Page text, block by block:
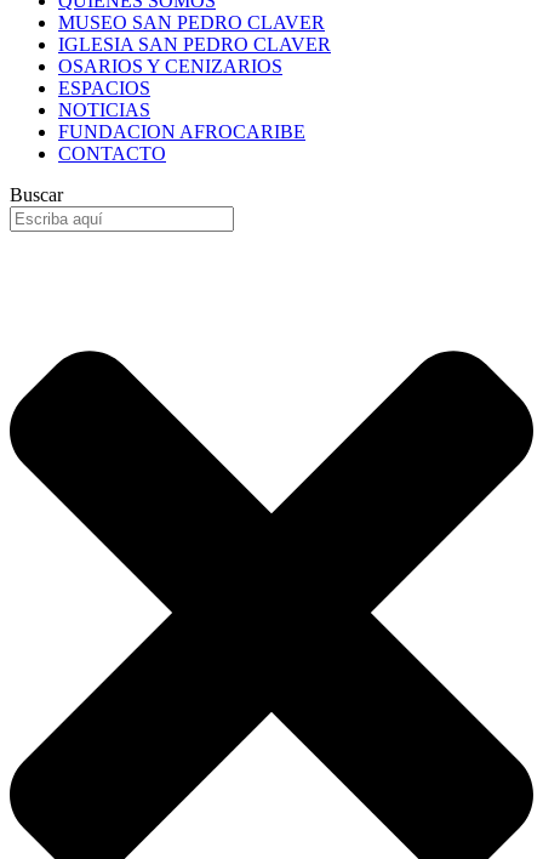
MUSEO SAN PEDRO CLAVER
IGLESIA SAN PEDRO CLAVER
OSARIOS Y CENIZARIOS
ESPACIOS
NOTICIAS
FUNDACION AFROCARIBE
CONTACTO
Buscar